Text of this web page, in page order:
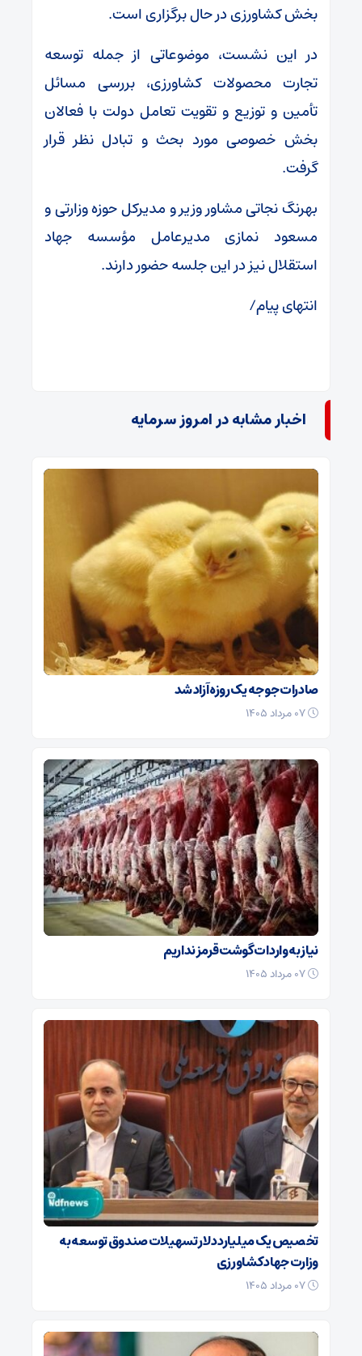
بخش کشاورزی در حال برگزاری است.
در این نشست، موضوعاتی از جمله توسعه
تجارت محصولات کشاورزی، بررسی مسائل
تأمین و توزیع و تقویت تعامل دولت با فعالان
بخش خصوصی مورد بحث و تبادل نظر قرار
گرفت.
بهرنگ نجاتی مشاور وزیر و مدیرکل حوزه وزارتی و
مسعود نمازی مدیرعامل مؤسسه جهاد
استقلال نیز در این جلسه حضور دارند.
انتهای پیام/
اخبار مشابه در امروز سرمایه
صادرات جوجه یک روزه آزاد شد
نیاز به واردات گوشت قرمز نداریم
تخصیص یک میلیارد دلار تسهیلات صندوق توسعه به
وزارت جهاد کشاورزی